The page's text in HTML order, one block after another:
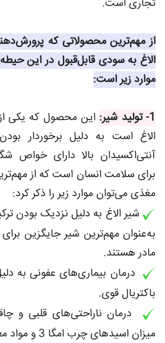
تجاری است.
از مهم‌ترین محصولاتی که
الاغ به سودی قابل‌قبول در این
موارد زیر است:
1- تولید شیر:
این محصول که یکی
الاغ است به دلیل برخوردار
آنتی‌اکسیدان بالا دارای خواص
برای سلامت انسان است که از
مغذی می‌توان موارد زیر را ذکر کرد:
شیر الاغ به دلیل نزدیک بودن
به‌عنوان مهم‌ترین شیر جایگزین
مادر هستند.
درمان بیماری‌های عفونی به
باکتریال قوی.
درمان ناراحتی‌های قلبی و
میزان اسیدهای چرب امگا 3 و مواد معدنی همچون کلسیم.